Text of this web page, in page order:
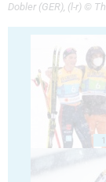
Dobler (GER), (l-r) ©
1